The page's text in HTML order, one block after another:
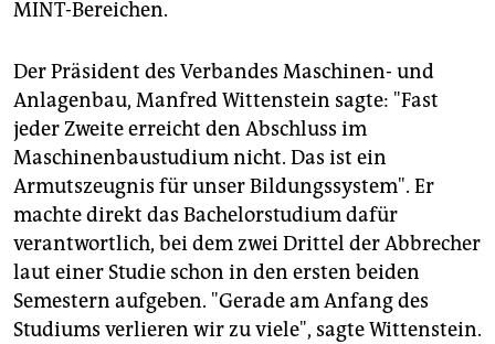
MINT-Bereichen.
Der Präsident des Verbandes Maschinen- und
Anlagenbau, Manfred Wittenstein sagte: "Fast
jeder Zweite erreicht den Abschluss im
Maschinenbaustudium nicht. Das ist ein
Armutszeugnis für unser Bildungssystem". Er
machte direkt das Bachelorstudium dafür
verantwortlich, bei dem zwei Drittel der Abbrecher
laut einer Studie schon in den ersten beiden
Semestern aufgeben. "Gerade am Anfang des
Studiums verlieren wir zu viele", sagte Wittenstein.